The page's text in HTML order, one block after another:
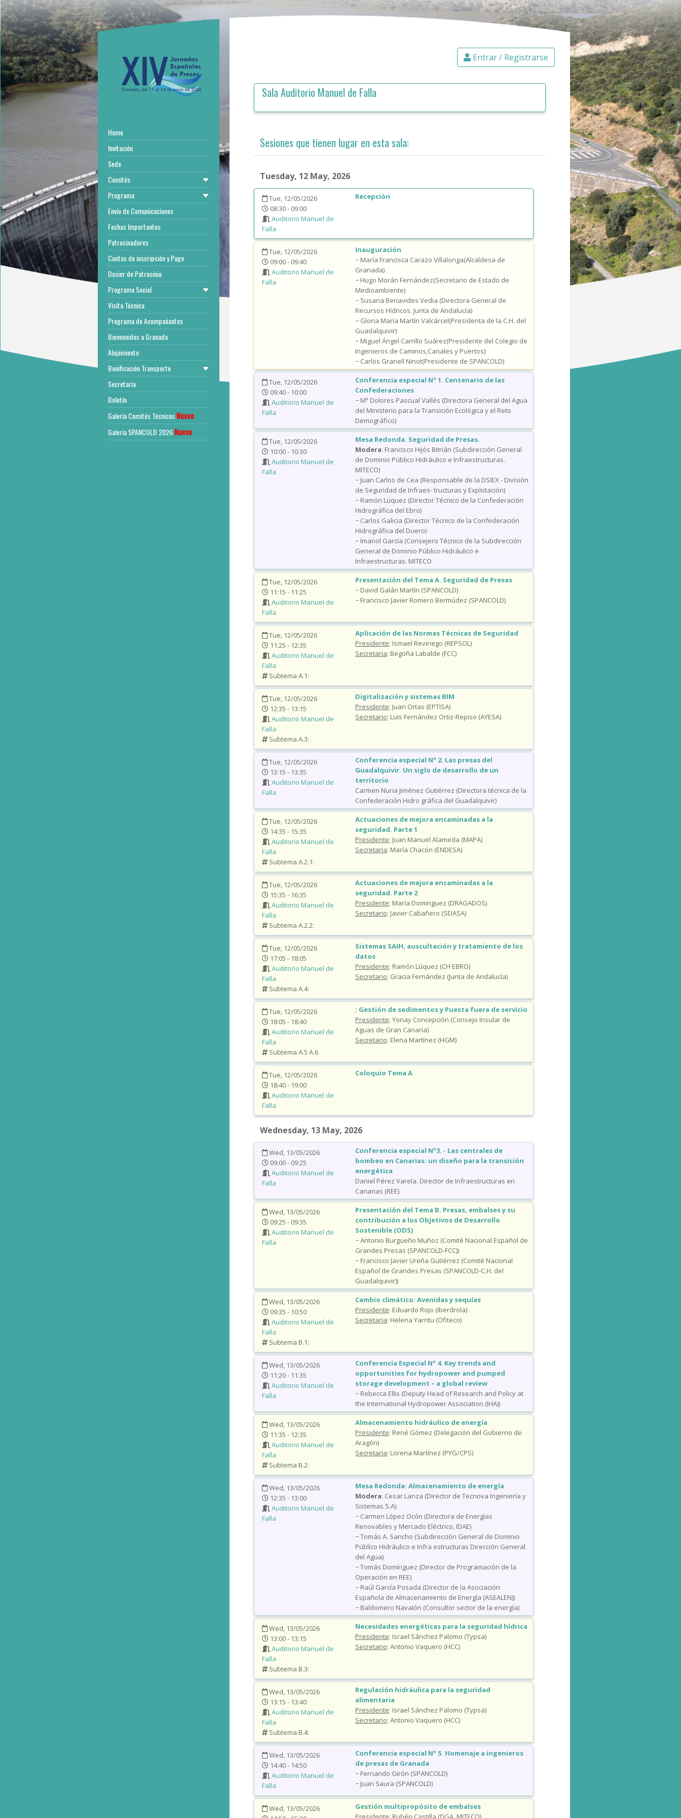
Home
Invitación
Sede
Comités
Programa
Envío de Comunicaciones
Fechas Importantes
Patrocinadores
Cuotas de inscripción y Pago
Dosier de Patrocinio
Programa Social
Visita Técnica
Programa de Acompañantes
Bienvenidos a Granada
Alojamiento
Bonificación Transporte
Secretaría
Boletín
Galería Comités TécnicosNuevo
Galería SPANCOLD 2026Nuevo
Entrar / Registrarse
Sala Auditorio Manuel de Falla
Sesiones que tienen lugar en esta sala:
Tuesday, 12 May, 2026
Tue, 12/05/2026
08:30 - 09:00
Auditorio Manuel de
Falla
Recepción
Tue, 12/05/2026
09:00 - 09:40
Auditorio Manuel de
Falla
Inauguración
− María Francisca Carazo Villalonga(Alcaldesa de
Granada)
− Hugo Morán Fernández(Secretario de Estado de
Medioambiente)
− Susana Benavides Vedia (Directora General de
Recursos Hídricos. Junta de Andalucía)
− Gloria María Martín Valcárcel(Presidenta de la C.H. del
Guadalquivir)
− Miguel Ángel Carrillo Suárez(Presidente del Colegio de
Ingenieros de Caminos,Canales y Puertos)
− Carlos Granell Ninot(Presidente de SPANCOLD)
Tue, 12/05/2026
09:40 - 10:00
Auditorio Manuel de
Falla
Conferencia especial Nº 1. Centenario de las
Confederaciones
− Mª Dolores Pascual Vallés (Directora General del Agua
del Ministerio para la Transición Ecológica y el Reto
Demográfico)
Tue, 12/05/2026
10:00 - 10:30
Auditorio Manuel de
Falla
Mesa Redonda. Seguridad de Presas.
Modera: Francisco Hijós Bitrián (Subdirección General
de Dominio Público Hidráulico e Infraestructuras.
MITECO)
− Juan Carlos de Cea (Responsable de la DSIEX - División
de Seguridad de Infraes- tructuras y Explotación)
− Ramón Lúquez (Director Técnico de la Confederación
Hidrográfica del Ebro)
− Carlos Galicia (Director Técnico de la Confederación
Hidrográfica del Duero)
− Imanol García (Consejero Técnico de la Subdirección
General de Dominio Público Hidráulico e
Infraestructuras. MITECO
Tue, 12/05/2026
11:15 - 11:25
Auditorio Manuel de
Falla
Presentación del Tema A. Seguridad de Presas
− David Galán Martín (SPANCOLD)
− Francisco Javier Romero Bermúdez (SPANCOLD)
Tue, 12/05/2026
11:25 - 12:35
Auditorio Manuel de
Falla
Subtema A.1:
Aplicación de las Normas Técnicas de Seguridad
Presidente: Ismael Reviriego (REPSOL)
Secretaria: Begoña Labalde (FCC)
Tue, 12/05/2026
12:35 - 13:15
Auditorio Manuel de
Falla
Subtema A.3:
Digitalización y sistemas BIM
Presidente: Juan Ortas (EPTISA)
Secretario: Luis Fernández Ortiz-Repiso (AYESA)
Tue, 12/05/2026
13:15 - 13:35
Auditorio Manuel de
Falla
Conferencia especial Nº 2. Las presas del
Guadalquivir. Un siglo de desarrollo de un
territorio
Carmen Nuria Jiménez Gutiérrez (Directora técnica de la
Confederación Hidro gráfica del Guadalquivir)
Tue, 12/05/2026
14:35 - 15:35
Auditorio Manuel de
Falla
Subtema A.2.1:
Actuaciones de mejora encaminadas a la
seguridad. Parte 1
Presidente: Juan Manuel Alameda (MAPA)
Secretaria: María Chacón (ENDESA)
Tue, 12/05/2026
15:35 - 16:35
Auditorio Manuel de
Falla
Subtema A.2.2:
Actuaciones de mejora encaminadas a la
seguridad. Parte 2
Presidente: María Dominguez (DRAGADOS)
Secretario: Javier Cabañero (SEIASA)
Tue, 12/05/2026
17:05 - 18:05
Auditorio Manuel de
Falla
Subtema A.4:
Sistemas SAIH, auscultación y tratamiento de los
datos
Presidente: Ramón Lúquez (CH EBRO)
Secretario: Gracia Fernández (Junta de Andalucía)
Tue, 12/05/2026
18:05 - 18:40
Auditorio Manuel de
Falla
Subtema A.5 A.6
: Gestión de sedimentos y Puesta fuera de servicio
Presidente: Yonay Concepción (Consejo Insular de
Aguas de Gran Canaria)
Secretario: Elena Martínez (HGM)
Tue, 12/05/2026
18:40 - 19:00
Auditorio Manuel de
Falla
Coloquio Tema A
Wednesday, 13 May, 2026
Wed, 13/05/2026
09:00 - 09:25
Auditorio Manuel de
Falla
Conferencia especial Nº3. - Las centrales de
bombeo en Canarias: un diseño para la transición
energética
Daniel Pérez Varela. Director de Infraestructuras en
Canarias (REE)
Wed, 13/05/2026
09:25 - 09:35
Auditorio Manuel de
Falla
Presentación del Tema B. Presas, embalses y su
contribución a los Objetivos de Desarrollo
Sostenible (ODS)
− Antonio Burgueño Muñoz (Comité Nacional Español de
Grandes Presas (SPANCOLD-FCC))
− Francisco Javier Ureña Gutiérrez (Comité Nacional
Español de Grandes Presas (SPANCOLD-C.H. del
Guadalquivir))
Wed, 13/05/2026
09:35 - 10:50
Auditorio Manuel de
Falla
Subtema B.1:
Cambio climático: Avenidas y sequías
Presidente: Eduardo Rojo (Iberdrola)
Secretaria: Helena Yarritu (Ofiteco)
Wed, 13/05/2026
11:20 - 11:35
Auditorio Manuel de
Falla
Conferencia Especial Nº 4. Key trends and
opportunities for hydropower and pumped
storage development – a global review
− Rebecca Ellis (Deputy Head of Research and Policy at
the International Hydropower Association (IHA))
Wed, 13/05/2026
11:35 - 12:35
Auditorio Manuel de
Falla
Subtema B.2:
Almacenamiento hidráulico de energía
Presidente: René Gómez (Delegación del Gobierno de
Aragón)
Secretaria: Lorena Martínez (PYG/CPS)
Wed, 13/05/2026
12:35 - 13:00
Auditorio Manuel de
Falla
Mesa Redonda: Almacenamiento de energía
Modera: Cesar Lanza (Director de Tecnova Ingeniería y
Sistemas S.A)
− Carmen López Ocón (Directora de Energías
Renovables y Mercado Eléctrico, IDAE)
− Tomás A. Sancho (Subdirección General de Dominio
Público Hidráulico e Infra estructuras Dirección General
del Agua)
− Tomás Domínguez (Director de Programación de la
Operación en REE)
− Raúl García Posada (Director de la Asociación
Española de Almacenamiento de Energía (ASEALEN))
− Baldomero Navalón (Consultor sector de la energía)
Wed, 13/05/2026
13:00 - 13:15
Auditorio Manuel de
Falla
Subtema B.3:
Necesidades energéticas para la seguridad hídrica
Presidente: Israel Sánchez Palomo (Typsa)
Secretario: Antonio Vaquero (HCC)
Wed, 13/05/2026
13:15 - 13:40
Auditorio Manuel de
Falla
Subtema B.4:
Regulación hidráulica para la seguridad
alimentaria
Presidente: Israel Sánchez Palomo (Typsa)
Secretario: Antonio Vaquero (HCC)
Wed, 13/05/2026
14:40 - 14:50
Auditorio Manuel de
Falla
Conferencia especial Nº 5. Homenaje a ingenieros
de presas de Granada
− Fernando Girón (SPANCOLD)
− Juan Saura (SPANCOLD)
Wed, 13/05/2026
Gestión multipropósito de embalses